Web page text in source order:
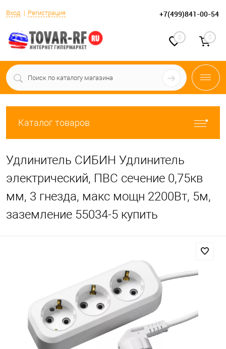
Вход Регистрация +7(499)841-00-54
0 0
Каталог товаров
Удлинитель СИБИН Удлинитель
электрический, ПВС сечение 0,75кв
мм, 3 гнезда, макс мощн 2200Вт, 5м,
заземление 55034-5 купить